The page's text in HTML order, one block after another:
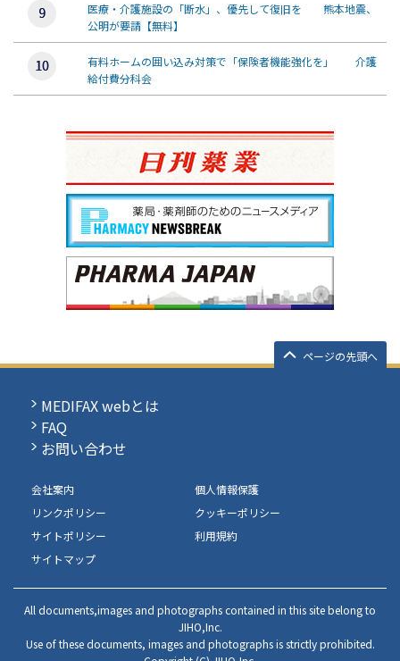
医療・介護施設の「断水」、優先して復旧を 熊本地震、
公明が要請【無料】
有料ホームの囲い込み対策で「保険者機能強化を」 介護
給付費分科会
ページの先頭へ
MEDIFAX webとは
FAQ
お問い合わせ
会社案内
個人情報保護
リンクポリシー
クッキーポリシー
サイトポリシー
利用規約
サイトマップ
All documents,images and photographs contained in this site belong to
JIHO,Inc.
Use of these documents, images and photographs is strictly prohibited.